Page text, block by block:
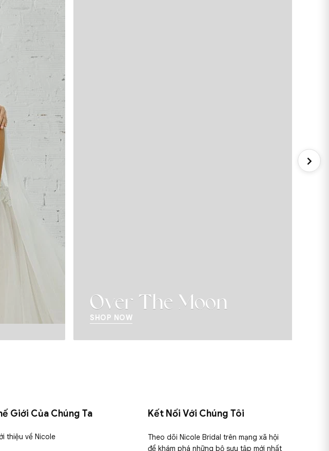
Over The Moon
SHOP NOW
Giới Của Chúng Ta
thiệu về Nicole
Kết Nối Với Chúng Tôi
Theo dõi Nicole Bridal trên mạng xã hội
để khám phá những bộ sưu tập mới nhất